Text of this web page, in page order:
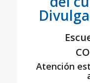
Atención